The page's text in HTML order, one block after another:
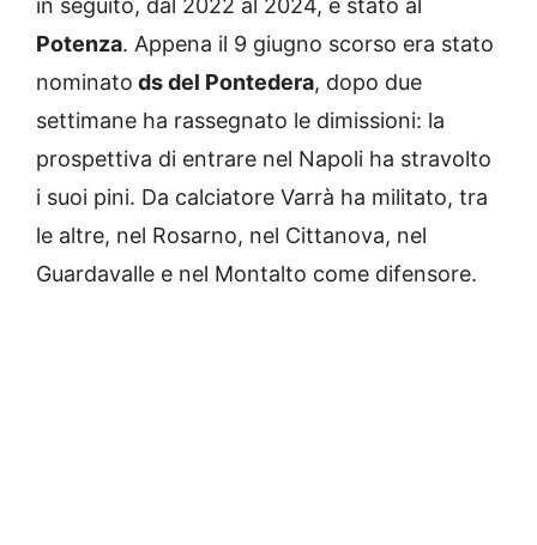
in seguito, dal 2022 al 2024, è stato al
Potenza. Appena il 9 giugno scorso era stato
nominato ds del Pontedera, dopo due
settimane ha rassegnato le dimissioni: la
prospettiva di entrare nel Napoli ha stravolto
i suoi pini. Da calciatore Varrà ha militato, tra
le altre, nel Rosarno, nel Cittanova, nel
Guardavalle e nel Montalto come difensore.